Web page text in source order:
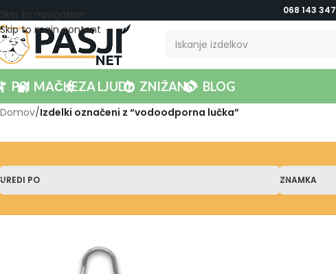
Skip to navigation
Skip to main content
068 143 347
PSI MAČKEZA LJUDI ZNIŽANO BLOG
Domov/Izdelki označeni z “vodoodporna lučka”
UREDI PO ZNAMKA